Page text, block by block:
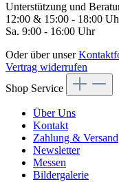
Unterstützung und
12:00 & 15:00 - 18:00
Sa. 9:00 - 16:00 Uhr
Oder über unser
Vertrag widerrufen
Shop Service
Über Uns
Kontakt
Zahlung & Versand
Newsletter
Messen
Bildergalerie